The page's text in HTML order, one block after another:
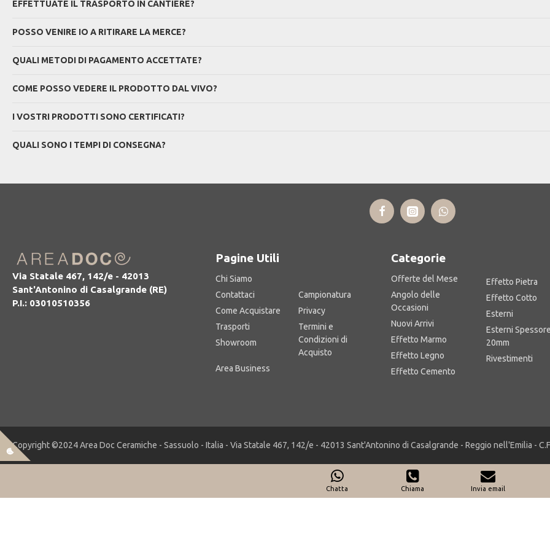
EFFETTUATE IL TRASPORTO IN CANTIERE?
POSSO VENIRE IO A RITIRARE LA MERCE?
QUALI METODI DI PAGAMENTO ACCETTATE?
COME POSSO VEDERE IL PRODOTTO DAL VIVO?
I VOSTRI PRODOTTI SONO CERTIFICATI?
QUALI SONO I TEMPI DI CONSEGNA?
Via Statale 467, 142/e - 42013
Sant'Antonino di Casalgrande (RE)
P.I.: 03010510356
Pagine Utili
Chi Siamo
Contattaci
Come Acquistare
Trasporti
Showroom
Campionatura
Privacy
Termini e
Condizioni di
Acquisto
Categorie
Offerte del Mese
Angolo delle
Occasioni
Nuovi Arrivi
Effetto Marmo
Effetto Legno
Effetto Cemento
Effetto Pietra
Effetto Cotto
Esterni
Esterni Spessore
20mm
Rivestimenti
Copyright ©2024 Area Doc Ceramiche - Sassuolo - Italia - Via Statale 467, 142/e - 42013 Sant'Antonino di Casalgrande - Reggio nell'Emilia -
Chatta Chiama Invia email